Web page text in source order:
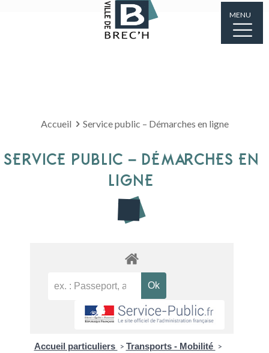
MENU
Accueil Service public – Démarches en ligne
SERVICE PUBLIC – DÉMARCHES EN
LIGNE
Accueil particuliers > Transports - Mobilité >